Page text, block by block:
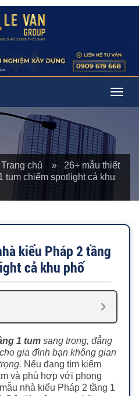
Trang chủ » 26+ mẫu thiết
tum chiếm spotlight cả khu
kiểu Pháp 2 tầng
cả khu phố
1 tum sang trọng, đẳng
gia đình bạn không gian
Nếu đang tìm kiếm
và phù hợp với phong
nhà kiểu Pháp 2 tầng 1